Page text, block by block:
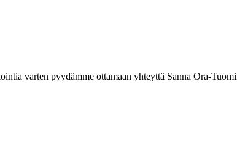
varten pyydämme ottamaan yhteyttä Sanna Ora-